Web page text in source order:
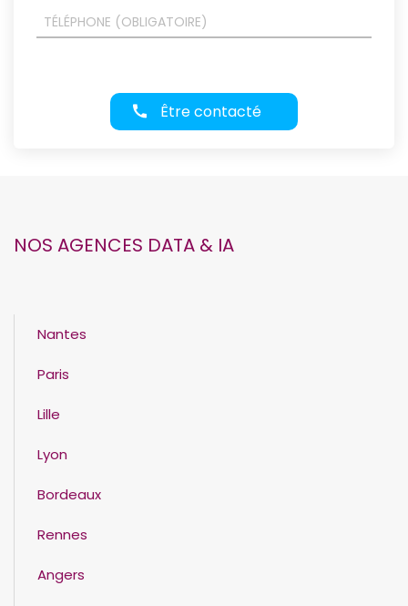
Être contacté
NOS AGENCES DATA & IA
Nantes
Paris
Lille
Lyon
Bordeaux
Rennes
Angers